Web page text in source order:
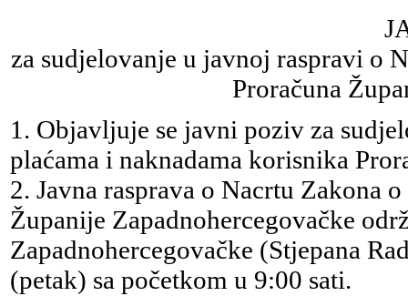
za sudjelovanje u javnoj raspravi o
Proračuna
1. Objavljuje se javni poziv za
plaćama i naknadama korisnika
2. Javna rasprava o Nacrtu Zakona
Županije Zapadnohercegovačke
Zapadnohercegovačke (Stjepana
(petak) sa početkom u 9:00 sati.